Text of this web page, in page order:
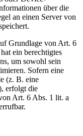
über die
an einen Server von
Grundlage von Art. 6
ein berechtigtes
um sowohl sein
Sofern eine
(z. B. eine
erfolgt die
Art. 6 Abs. 1 lit. a